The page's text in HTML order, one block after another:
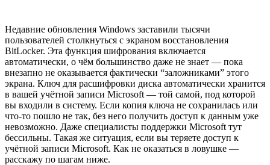
Недавние обновления Windows заставили тысячи
пользователей столкнуться с экраном восстановления
BitLocker. Эта функция шифрования включается
автоматически, о чём большинство даже не знает — пока
внезапно не оказывается фактически “заложниками” этого
экрана. Ключ для расшифровки диска автоматически хранится
в вашей учётной записи Microsoft — той самой, под которой
вы входили в систему. Если копия ключа не сохранилась или
что-то пошло не так, без него получить доступ к данным уже
невозможно. Даже специалисты поддержки Microsoft тут
бессильны. Такая же ситуация, если вы теряете доступ к
учётной записи Microsoft. Как не оказаться в ловушке —
расскажу по шагам ниже.